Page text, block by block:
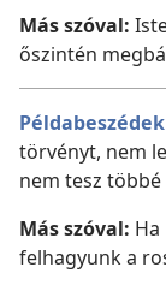
Más szóval:
őszintén
törvényt, nem
nem tesz többé
Más szóval:
felhagyunk a